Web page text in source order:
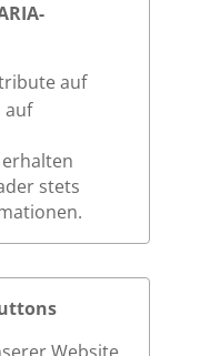
auf
auf
stets